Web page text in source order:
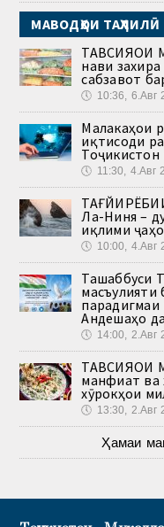
МАВОДҲОИ ТАҲЛИЛӢ
ТАВСИЯҲОИ
нави
сабзавот
🕔 10:36, 6.Авг
Малакаҳои
иқтисоди
🕔 11:30, 4.Авг
Ла-Ниня –
иқлими
🕔 10:00, 4.Авг
Ташаббуси
масъулияти
парадигмаи
Андешаҳо
🕔 14:00, 2.Авг
ТАВСИЯҲОИ
манфиат ва
хӯрокҳои
🕔 13:30, 2.Авг
Ҳамаи